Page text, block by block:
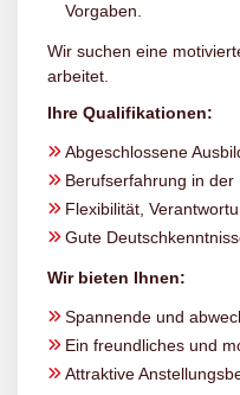
Vorgaben.
Wir suchen eine
arbeitet.
Ihre Qualifikationen:
Abgeschlossene
Berufserfahrung in
Flexibilität,
Gute
Wir bieten Ihnen:
Spannende und
Ein freundliches und
Attraktive